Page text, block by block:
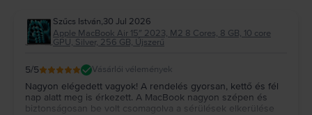
Szűcs István,30 Jul 2026
Apple MacBook Air 15″ 2023, M2 8 Cores, 8 GB, 10 core
GPU, Silver, 256 GB, Újszerű
5/5 Vásárlói vélemények
Nagyon elégedett vagyok! A rendelés gyorsan, kettő és fél
nap alatt meg is érkezett. A MacBook nagyon szépen és
biztonságosan be volt csomagolva a sérülések elkerülése